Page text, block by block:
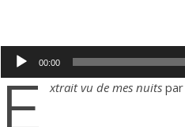
Lecteur
audio
00:00
e xtrait vu de mes nuits